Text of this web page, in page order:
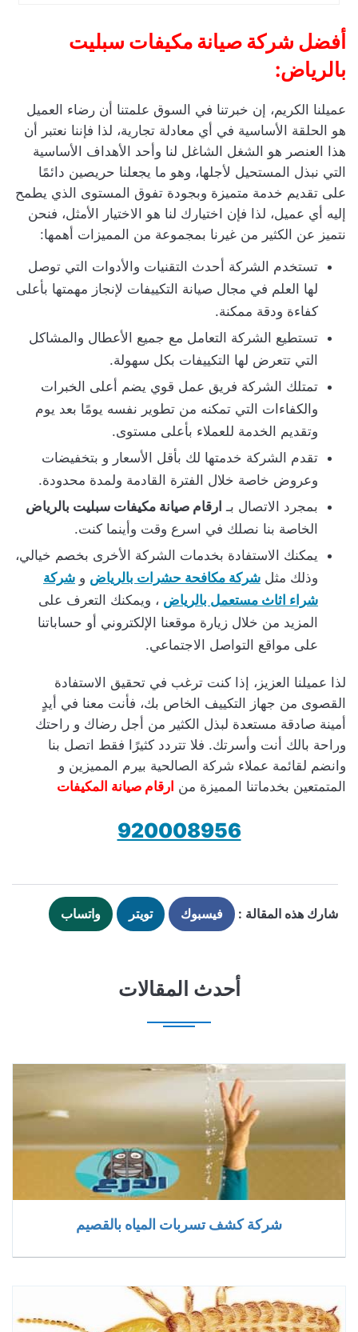
أفضل شركة صيانة مكيفات سبليت
بالرياض:
عميلنا الكريم، إن خبرتنا في السوق علمتنا أن رضاء العميل
هو الحلقة الأساسية في أي معادلة تجارية، لذا فإننا نعتبر أن
هذا العنصر هو الشغل الشاغل لنا وأحد الأهداف الأساسية
التي نبذل المستحيل لأجلها، وهو ما يجعلنا حريصين دائمًا
على تقديم خدمة متميزة وبجودة تفوق المستوى الذي يطمح
إليه أي عميل، لذا فإن اختيارك لنا هو الاختيار الأمثل، فنحن
نتميز عن الكثير من غيرنا بمجموعة من المميزات أهمها:
تستخدم الشركة أحدث التقنيات والأدوات التي توصل
لها العلم في مجال صيانة التكييفات لإنجاز مهمتها بأعلى
كفاءة ودقة ممكنة.
تستطيع الشركة التعامل مع جميع الأعطال والمشاكل
التي تتعرض لها التكييفات بكل سهولة.
تمتلك الشركة فريق عمل قوي يضم أعلى الخبرات
والكفاءات التي تمكنه من تطوير نفسه يومًا بعد يوم
وتقديم الخدمة للعملاء بأعلى مستوى.
تقدم الشركة خدمتها لك بأقل الأسعار و بتخفيضات
وعروض خاصة خلال الفترة القادمة ولمدة محدودة.
بمجرد الاتصال بـ ارقام صيانة مكيفات سبليت بالرياض
الخاصة بنا نصلك في اسرع وقت وأينما كنت.
يمكنك الاستفادة بخدمات الشركة الأخرى بخصم خيالي،
وذلك مثل شركة مكافحة حشرات بالرياض و شركة
شراء اثاث مستعمل بالرياض ، ويمكنك التعرف على
المزيد من خلال زيارة موقعنا الإلكتروني أو حساباتنا
على مواقع التواصل الاجتماعي.
لذا عميلنا العزيز، إذا كنت ترغب في تحقيق الاستفادة
القصوى من جهاز التكييف الخاص بك، فأنت معنا في أيدٍ
أمينة صادقة مستعدة لبذل الكثير من أجل رضاك و راحتك
وراحة بالك أنت وأسرتك. فلا تتردد كثيرًا فقط اتصل بنا
وانضم لقائمة عملاء شركة الصالحية بيرم المميزين و
المتمتعين بخدماتنا المميزة من ارقام صيانة المكيفات
920008956
شارك هذه المقالة : فيسبوك تويتر واتساب
أحدث المقالات
شركة كشف تسربات المياه بالقصيم